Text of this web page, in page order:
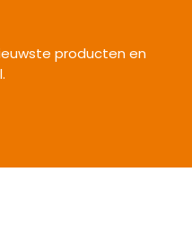
producten en